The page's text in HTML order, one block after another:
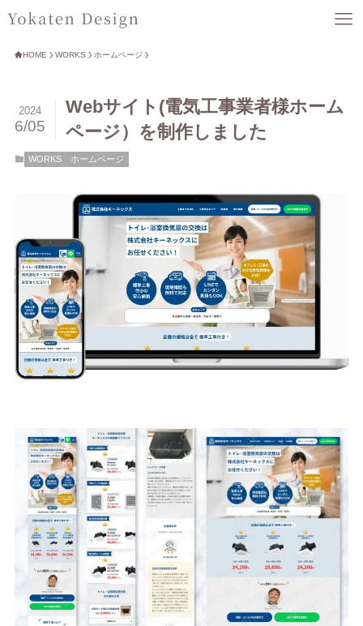
HOME WORKS ホームページ
Webサイト(電気工事業者様ホーム
ページ）を制作しました
2024
6/05
WORKS ホームページ